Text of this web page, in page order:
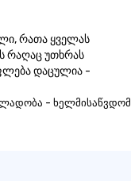
რათა ყველას
რაღაც უთხრას
დაცულია -
-